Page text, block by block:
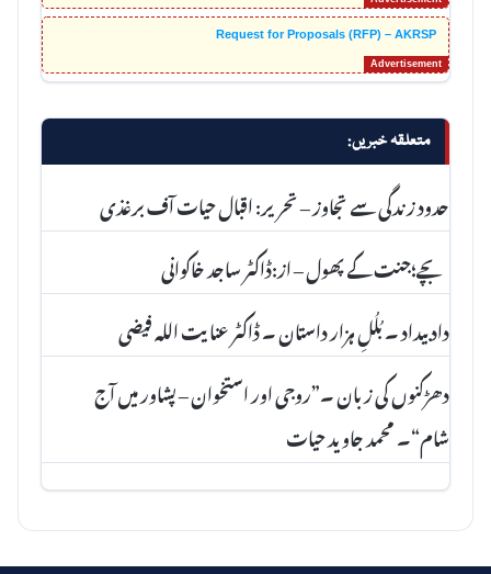
Request for Proposals (RFP) – AKRSP
متعلقہ خبریں:
حدود زندگی سے تجاوز – تحریر: اقبال حیات آف برغذی
بچے؛جنت کے پھول – از:ڈاکٹر ساجد خاکوانی
داد بیداد ۔ بُلُلِ ہزار داستان ۔ ڈاکٹر عنا یت اللہ فیضی
دھڑکنوں کی زبان ۔”روجی اور استخوان – پشاور میں آج
شام“۔ محمد جاوید حیات